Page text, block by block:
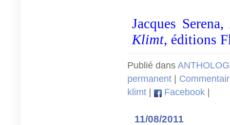
Jacques Serena,
Klimt, éditions
Publié dans
permanent |
klimt | Facebook |
11/08/2011